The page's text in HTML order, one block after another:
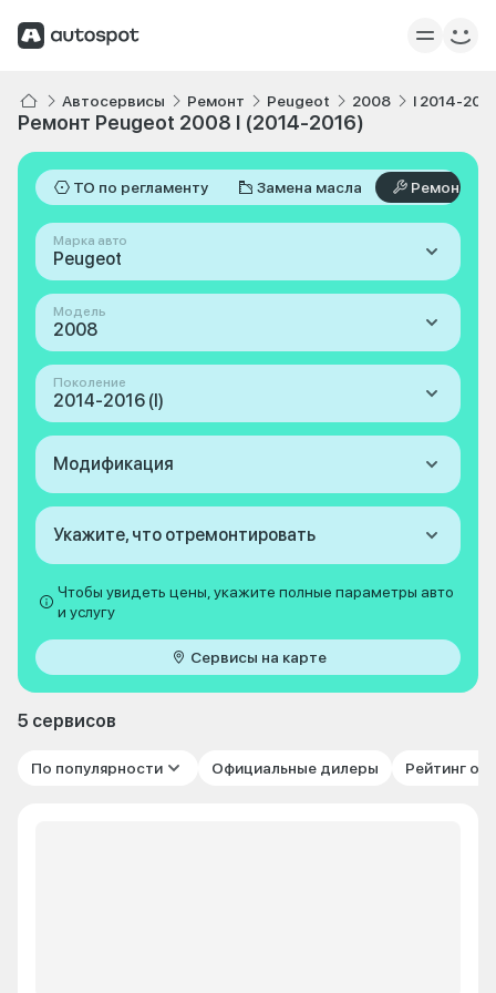
Автосервисы Ремонт Peugeot 2008 I 2014-
Ремонт Peugeot 2008 I (2014-2016)
ТО по регламенту Замена масла Ремонт
Марка авто
Peugeot
Модель
2008
Поколение
2014-2016 (I)
Модификация
Укажите, что отремонтировать
Чтобы увидеть цены, укажите полные параметры авто
и услугу
Сервисы на карте
5 сервисов
По популярности Официальные дилеры Рейтинг